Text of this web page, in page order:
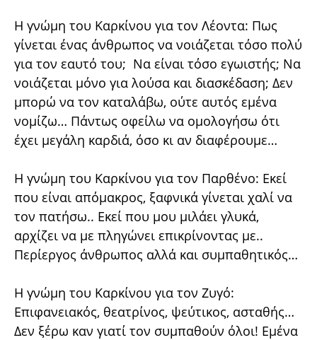
Η γνώμη του Καρκίνου για τον Λέοντα: Πως
γίνεται ένας άνθρωπος να νοιάζεται τόσο πολύ
για τον εαυτό του; Να είναι τόσο εγωιστής; Να
νοιάζεται μόνο για λούσα και διασκέδαση; Δεν
μπορώ να τον καταλάβω, ούτε αυτός εμένα
νομίζω… Πάντως οφείλω να ομολογήσω ότι
έχει μεγάλη καρδιά, όσο κι αν διαφέρουμε…
Η γνώμη του Καρκίνου για τον Παρθένο: Εκεί
που είναι απόμακρος, ξαφνικά γίνεται χαλί να
τον πατήσω.. Εκεί που μου μιλάει γλυκά,
αρχίζει να με πληγώνει επικρίνοντας με..
Περίεργος άνθρωπος αλλά και συμπαθητικός…
Η γνώμη του Καρκίνου για τον Ζυγό:
Επιφανειακός, θεατρίνος, ψεύτικος, ασταθής…
Δεν ξέρω καν γιατί τον συμπαθούν όλοι! Εμένα